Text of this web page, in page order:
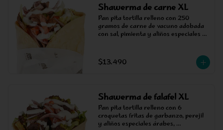
Shawerma de carne XL
Pan pita tortilla relleno con 250
gramos de carne de vacuno adobada
con sal, pimienta y aliños especiales
cebolla árabe y lechuga.
$13.490
Shawerma de falafel XL
Pan pita tortilla relleno con 6
croquetas fritas de garbanzo, perejil
y aliños especiales árabes,